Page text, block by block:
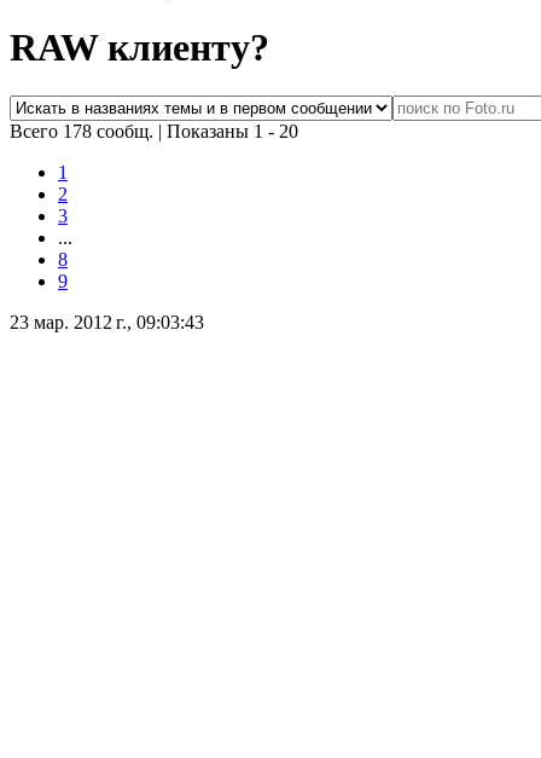
RAW клиенту?
Всего 178 сообщ. | Показаны 1 - 20
1
2
3
...
8
9
23 мар. 2012 г., 09:03:43